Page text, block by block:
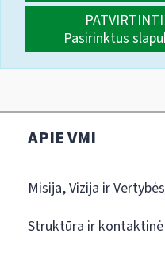
PATVIRTINTI
Pasirinktus
APIE VMI
Misija, Vizija ir Vertybės
Struktūra ir